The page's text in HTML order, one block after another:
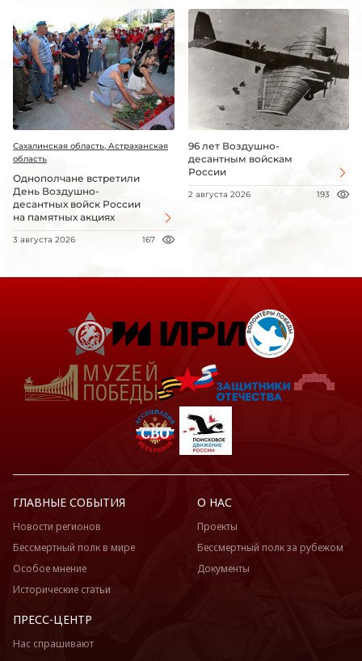
Сахалинская область, Астраханская
область
Однополчане встретили
День Воздушно-
десантных войск России
на памятных акциях
3 августа 2026 167
96 лет Воздушно-
десантным войскам
России
2 августа 2026 193
ГЛАВНЫЕ СОБЫТИЯ
Новости регионов
Бессмертный полк в мире
Особое мнение
Исторические статьи
О НАС
Проекты
Бессмертный полк за рубежом
Документы
ПРЕСС-ЦЕНТР
Нас спрашивают